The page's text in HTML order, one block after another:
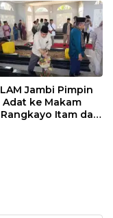
Jambi Pimpin
Adat ke Makam
Itam dan